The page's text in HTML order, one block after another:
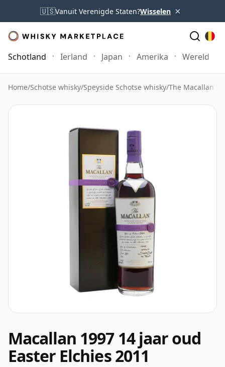
🇺🇸Vanuit Verenigde Staten?Wisselen ×
Schotland Ierland Japan Amerika Wereld
Home/Schotse whisky/Speyside Schotse whisky/The Macallan
Macallan 1997 14 jaar oud
Easter Elchies 2011